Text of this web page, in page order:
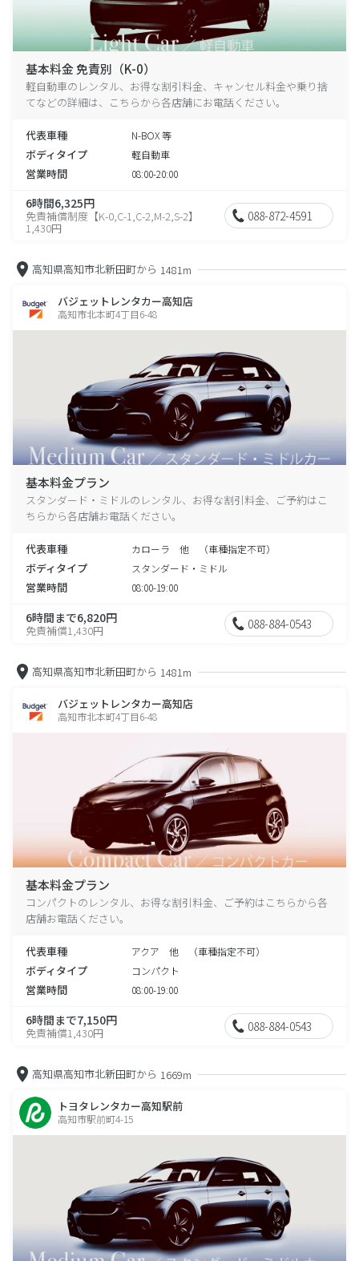
基本料金 免責別（K-0）
軽自動車のレンタル、お得な割引料金、キャンセル料金や乗り捨
てなどの詳細は、こちらから各店舗にお電話ください。
代表車種 N-BOX 等
ボディタイプ 軽自動車
営業時間 08:00-20:00
6時間6,325円
免責補償制度【K-0,C-1,C-2,M-2,S-2】
1,430円
088-872-4591
高知県高知市北新田町から 1481m
バジェットレンタカー高知店
高知市北本町4丁目6-48
基本料金プラン
スタンダード・ミドルのレンタル、お得な割引料金、ご予約はこ
ちらから各店舗お電話ください。
代表車種 カローラ 他 （車種指定不可）
ボディタイプ スタンダード・ミドル
営業時間 08:00-19:00
6時間まで6,820円
免責補償1,430円 088-884-0543
高知県高知市北新田町から 1481m
バジェットレンタカー高知店
高知市北本町4丁目6-48
基本料金プラン
コンパクトのレンタル、お得な割引料金、ご予約はこちらから各
店舗お電話ください。
代表車種 アクア 他 （車種指定不可）
ボディタイプ コンパクト
営業時間 08:00-19:00
6時間まで7,150円
免責補償1,430円 088-884-0543
高知県高知市北新田町から 1669m
トヨタレンタカー高知駅前
高知市駅前町4-15